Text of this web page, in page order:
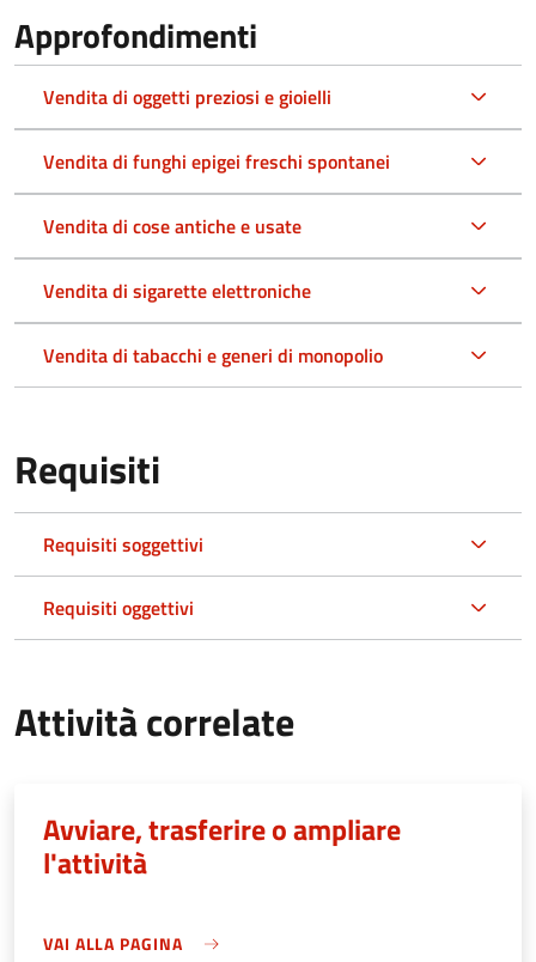
Approfondimenti
Vendita di oggetti preziosi e gioielli
Vendita di funghi epigei freschi spontanei
Vendita di cose antiche e usate
Vendita di sigarette elettroniche
Vendita di tabacchi e generi di monopolio
Requisiti
Requisiti soggettivi
Requisiti oggettivi
Attività correlate
Avviare, trasferire o ampliare
l'attività
VAI ALLA PAGINA